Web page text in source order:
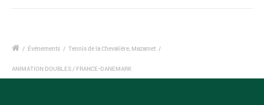
/ Événements / Tennis de la Chevalière, Mazamet /
ANIMATION DOUBLES / FRANCE-DANEMARK